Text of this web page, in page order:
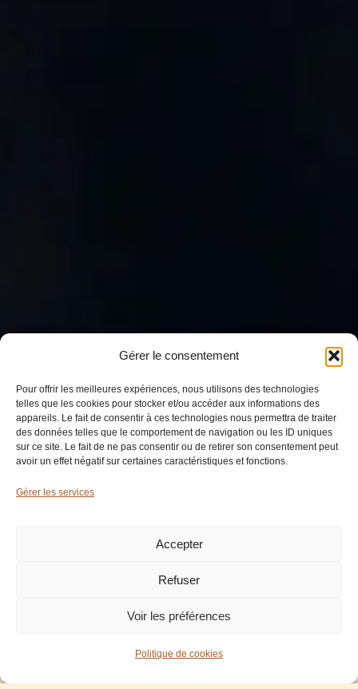
Gérer le consentement
Pour offrir les meilleures expériences, nous utilisons des technologies
telles que les cookies pour stocker et/ou accéder aux informations des
appareils. Le fait de consentir à ces technologies nous permettra de traiter
des données telles que le comportement de navigation ou les ID uniques
sur ce site. Le fait de ne pas consentir ou de retirer son consentement peut
avoir un effet négatif sur certaines caractéristiques et fonctions.
Gérer les services
Accepter
Refuser
Voir les préférences
Politique de cookies